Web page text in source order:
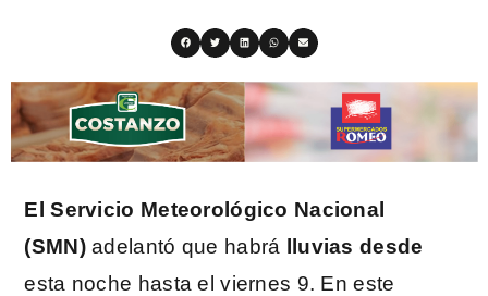
El Servicio Meteorológico Nacional
(SMN)adelantó que habrá
lluvias desde
esta noche hasta el viernes 9. En este